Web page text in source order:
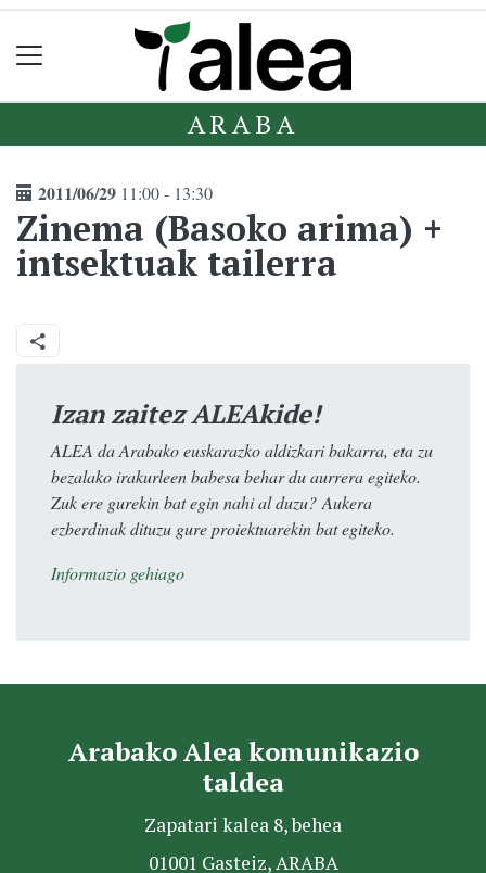
ARABA
2011/06/29 11:00 - 13:30
Zinema (Basoko arima) +
intsektuak tailerra
Izan zaitez ALEAkide!
ALEA da Arabako euskarazko aldizkari bakarra, eta zu
bezalako irakurleen babesa behar du aurrera egiteko.
Zuk ere gurekin bat egin nahi al duzu? Aukera
ezberdinak dituzu gure proiektuarekin bat egiteko.
Informazio gehiago
Arabako Alea komunikazio
taldea
Zapatari kalea 8, behea
01001 Gasteiz, ARABA